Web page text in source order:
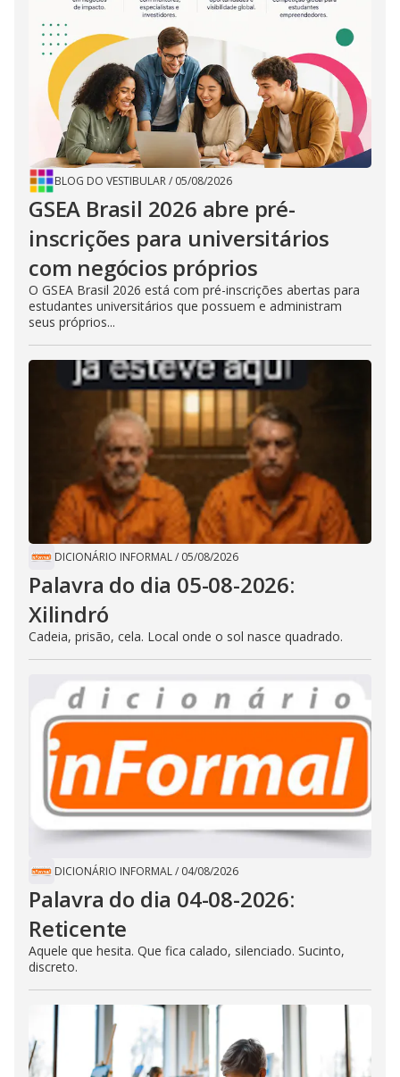
BLOG DO VESTIBULAR/ 05/08/2026
GSEA Brasil 2026 abre pré-
inscrições para universitários
com negócios próprios
O GSEA Brasil 2026 está com pré-inscrições abertas para
estudantes universitários que possuem e administram
seus próprios...
DICIONÁRIO INFORMAL/ 05/08/2026
Palavra do dia 05-08-2026:
Xilindró
Cadeia, prisão, cela. Local onde o sol nasce quadrado.
DICIONÁRIO INFORMAL/ 04/08/2026
Palavra do dia 04-08-2026:
Reticente
Aquele que hesita. Que fica calado, silenciado. Sucinto,
discreto.